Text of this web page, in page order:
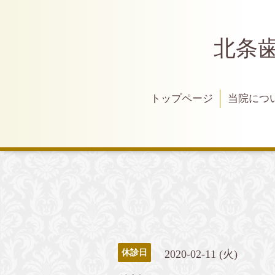
北条
トップページ 当院につ
休診日 2020-02-11 (火)